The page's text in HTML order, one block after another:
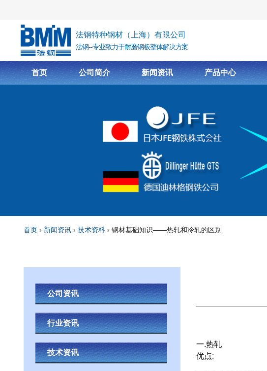
法钢特种钢材（上海）有限公司
法钢--专业致力于耐磨钢板整体解决方案
首页 公司简介 新闻资讯 产品中心
首页 › 新闻资讯 › 技术资料 › 钢材基础知识——热轧和冷轧的区别
一.热轧
优点:
公司资讯
行业资讯
技术资讯